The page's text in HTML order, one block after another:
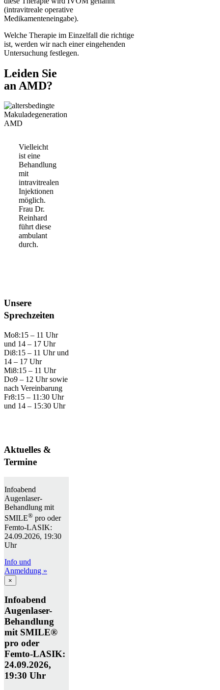
(intravitreale operative
Medikamenteneingabe).
Welche Therapie im Einzelfall die richtige
ist, werden wir nach einer eingehenden
Untersuchung festlegen.
Leiden Sie
an AMD?
Vielleicht
ist eine
Behandlung
mit
intravitrealen
Injektionen
möglich.
Frau Dr.
Reinhard
führt diese
ambulant
durch.
Unsere
Sprechzeiten
Mo8:15 – 11 Uhr
und 14 – 17 Uhr
Di8:15 – 11 Uhr und
14 – 17 Uhr
Mi8:15 – 11 Uhr
Do9 – 12 Uhr sowie
nach Vereinbarung
Fr8:15 – 11:30 Uhr
und 14 – 15:30 Uhr
Aktuelles &
Termine
Infoabend
Augenlaser-
Behandlung mit
SMILE® pro oder
Femto-LASIK:
24.09.2026, 19:30
Uhr
Info und
Anmeldung »
×
Infoabend
Augenlaser-
Behandlung
mit SMILE®
pro oder
Femto-LASIK:
24.09.2026,
19:30 Uhr